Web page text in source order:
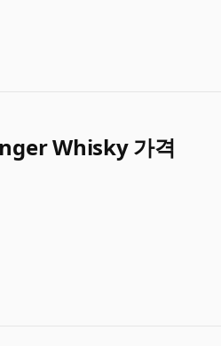
Whisky 가격